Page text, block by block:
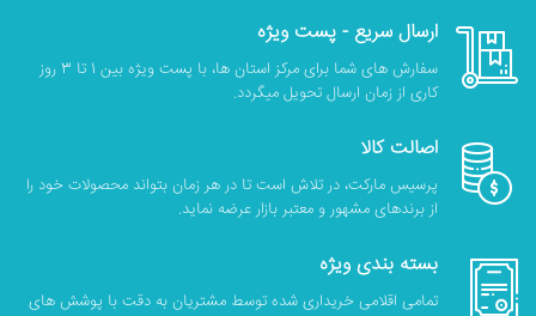
ارسال سریع - پست ویژه
سفارش های شما برای مرکز استان ها، با پست ویژه بین 1 تا 3 روز
کاری از زمان ارسال تحویل میگردد.
اصالت کالا
پرسیس مارکت، در تلاش است تا در هر زمان بتواند محصولات خود را
از برندهای مشهور و معتبر بازار عرضه نماید.
بسته بندی ویژه
تمامی اقلامی خریداری شده توسط مشتریان به دقت با پوشش های